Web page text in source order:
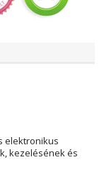
elektronikus
kezelésének és